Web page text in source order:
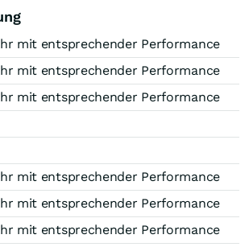
mit entsprechender Performance
mit entsprechender Performance
mit entsprechender Performance
mit entsprechender Performance
mit entsprechender Performance
mit entsprechender Performance